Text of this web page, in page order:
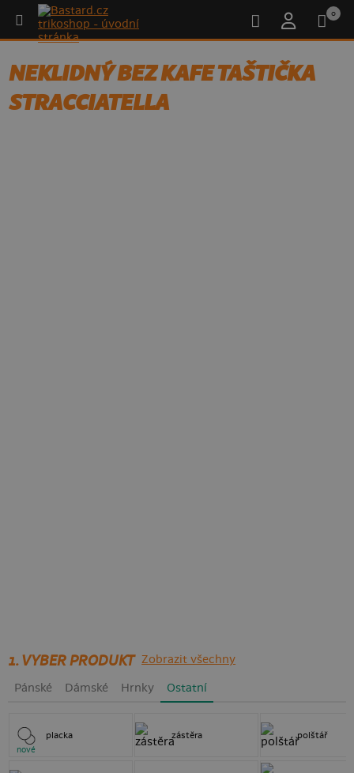
0
NEKLIDNÝ BEZ KAFE TAŠTIČKA
STRACCIATELLA
1. VYBER PRODUKT Zobrazit všechny
Pánské Dámské Hrnky Ostatní
placka
nové
zástěra polštář